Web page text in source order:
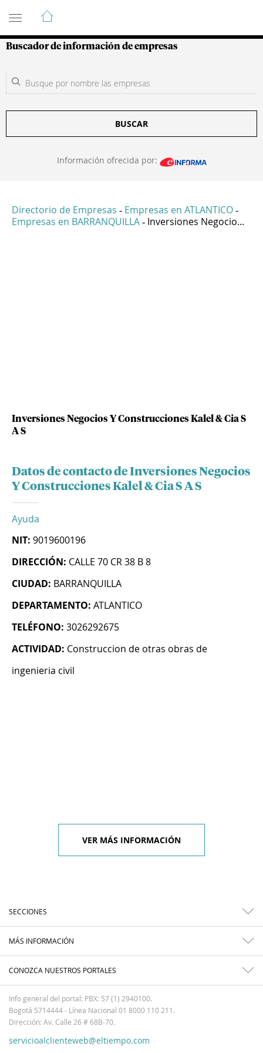
Guía de Empresas Colombianas
Buscador de información de empresas
BUSCAR
Información ofrecida por:
Directorio de Empresas - Empresas en ATLANTICO -
Empresas en BARRANQUILLA - Inversiones Negocio...
Inversiones Negocios Y Construcciones Kalel & Cia S
A S
Datos de contacto de Inversiones Negocios
Y Construcciones Kalel & Cia S A S
Ayuda
NIT: 9019600196
DIRECCIÓN: CALLE 70 CR 38 B 8
CIUDAD: BARRANQUILLA
DEPARTAMENTO: ATLANTICO
TELÉFONO: 3026292675
ACTIVIDAD: Construccion de otras obras de
ingenieria civil
VER MÁS INFORMACIÓN
SECCIONES
MÁS INFORMACIÓN
CONOZCA NUESTROS PORTALES
Info general del portal: PBX: 57 (1) 2940100.
Bogotá 5714444 - Línea Nacional 01 8000 110 211.
Dirección: Av. Calle 26 # 68B-70.
servicioalclienteweb@eltiempo.com